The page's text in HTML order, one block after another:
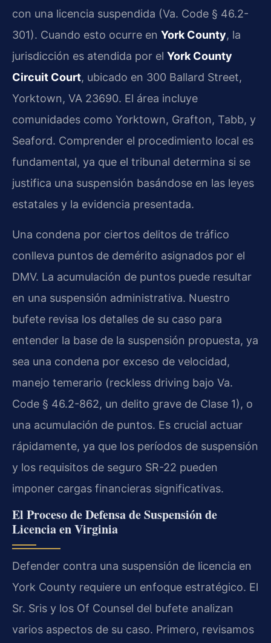
con una licencia suspendida (Va. Code § 46.2-
301). Cuando esto ocurre en York County, la
jurisdicción es atendida por el York County
Circuit Court, ubicado en 300 Ballard Street,
Yorktown, VA 23690. El área incluye
comunidades como Yorktown, Grafton, Tabb, y
Seaford. Comprender el procedimiento local es
fundamental, ya que el tribunal determina si se
justifica una suspensión basándose en las leyes
estatales y la evidencia presentada.
Una condena por ciertos delitos de tráfico
conlleva puntos de demérito asignados por el
DMV. La acumulación de puntos puede resultar
en una suspensión administrativa. Nuestro
bufete revisa los detalles de su caso para
entender la base de la suspensión propuesta, ya
sea una condena por exceso de velocidad,
manejo temerario (reckless driving bajo Va.
Code § 46.2-862, un delito grave de Clase 1), o
una acumulación de puntos. Es crucial actuar
rápidamente, ya que los períodos de suspensión
y los requisitos de seguro SR-22 pueden
imponer cargas financieras significativas.
El Proceso de Defensa de Suspensión de
Licencia en Virginia
Defender contra una suspensión de licencia en
York County requiere un enfoque estratégico. El
Sr. Sris y los Of Counsel del bufete analizan
varios aspectos de su caso. Primero, revisamos